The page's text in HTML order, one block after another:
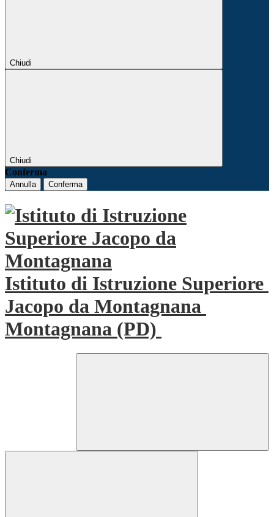
Chiudi
Chiudi
Conferma
Annulla Conferma
Istituto di Istruzione Superiore
Jacopo da Montagnana
Montagnana (PD)